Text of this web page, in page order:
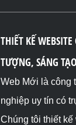
THIẾT KẾ
TƯỢNG, SÁNG
Web Mới là công
nghiệp uy tín có
Chúng tôi thiết